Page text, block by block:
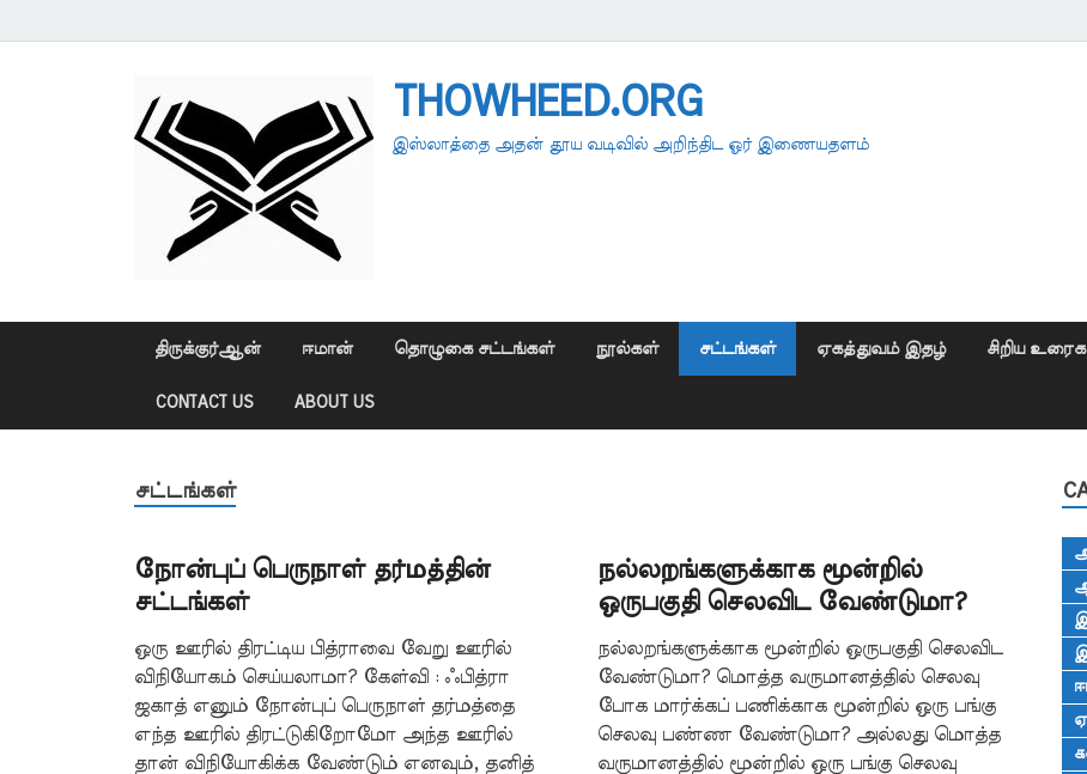
THOWHEED.ORG
இஸ்லாத்தை அதன் தூய வடிவில் அறிந்திட ஓர் இணையதளம்
திருக்குர்ஆன் ஈமான் தொழுகை சட்டங்கள் நூல்கள் சட்டங்கள் ஏகத்துவம் இதழ் சிறிய
CONTACT US ABOUT US
சட்டங்கள்
நோன்புப் பெருநாள் தர்மத்தின்
சட்டங்கள்
ஒரு ஊரில் திரட்டிய பித்ராவை வேறு ஊரில்
விநியோகம் செய்யலாமா? கேள்வி : ஃபித்ரா
ஜகாத் எனும் நோன்புப் பெருநாள் தர்மத்தை
எந்த ஊரில் திரட்டுகிறோமோ அந்த ஊரில்
தான் விநியோகிக்க வேண்டும் எனவும், தனித்
நல்லறங்களுக்காக மூன்றில்
ஒருபகுதி செலவிட வேண்டுமா?
நல்லறங்களுக்காக மூன்றில் ஒருபகுதி செலவிட
வேண்டுமா? மொத்த வருமானத்தில் செலவு
போக மார்க்கப் பணிக்காக மூன்றில் ஒரு பங்கு
செலவு பண்ண வேண்டுமா? அல்லது மொத்த
வருமானத்தில் மூன்றில் ஒரு பங்கு செலவு